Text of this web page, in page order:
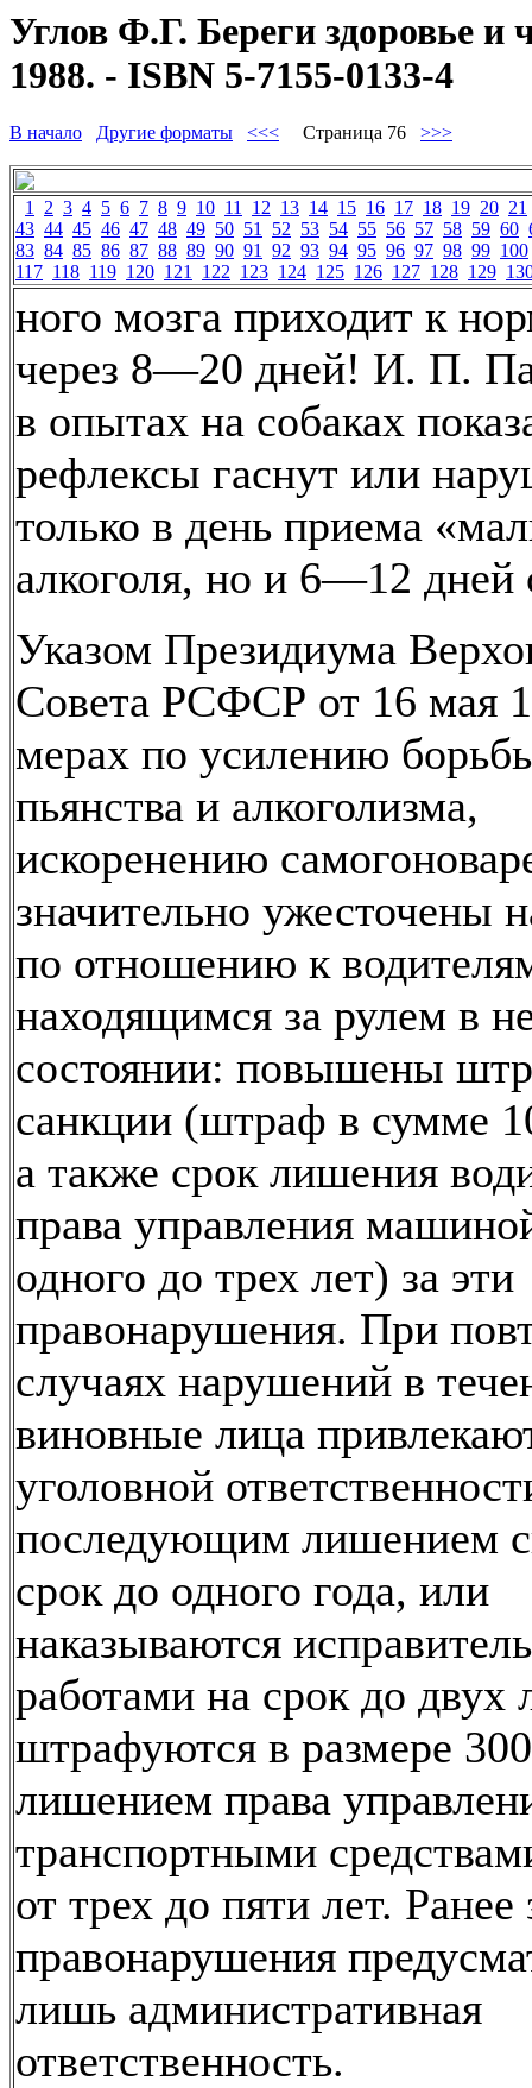
Углов Ф.Г. Береги здоровье и
1988. - ISBN 5-7155-0133-4
В начало Другие форматы <<< Страница 76 >>>
1 2 3 4 5 6 7 8 9 10 11 12 13 14 15 16 17 18 19 20 21
43 44 45 46 47 48 49 50 51 52 53 54 55 56 57 58 59 60
83 84 85 86 87 88 89 90 91 92 93 94 95 96 97 98 99 100
117 118 119 120 121 122 123 124 125 126 127 128 129
ного мозга приходит к
через 8—20 дней! И. П.
в опытах на собаках
рефлексы гаснут или
только в день приема
алкоголя, но и 6—12 дней
Указом Президиума
Совета РСФСР от 16 мая
мерах по усилению
пьянства и алкоголизма,
искоренению
значительно ужесточены
по отношению к
находящимся за рулем в
состоянии: повышены
санкции (штраф в сумме
а также срок лишения
права управления
одного до трех лет) за эти
правонарушения. При
случаях нарушений в
виновные лица
уголовной
последующим лишением
срок до одного года, или
наказываются
работами на срок до двух
штрафуются в размере
лишением права
транспортными
от трех до пяти лет. Ранее
правонарушения
лишь административная
ответственность.